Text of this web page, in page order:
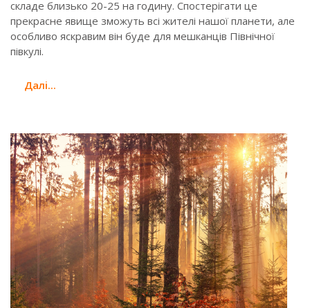
складе близько 20-25 на годину. Спостерігати це
прекрасне явище зможуть всi жителі нашої планети, але
особливо яскравим він буде для мешканців Північної
півкулі.
Далi...